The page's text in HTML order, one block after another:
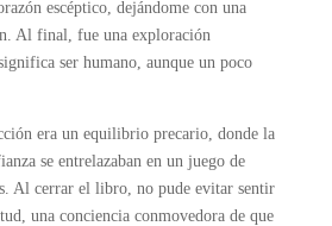
escéptico, dejándome con una
Al final, fue una exploración
ser humano, aunque un poco
era un equilibrio precario, donde la
se entrelazaban en un juego de
Al cerrar el libro, no pude evitar sentir
una conciencia conmovedora de que